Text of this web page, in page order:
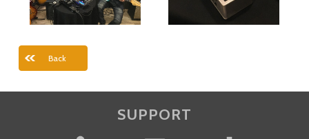
Back
SUPPORT